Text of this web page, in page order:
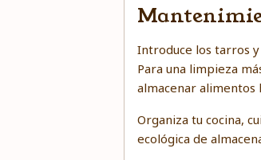
Introduce los tarros y
Para una limpieza
almacenar alimentos
Organiza tu cocina,
ecológica de